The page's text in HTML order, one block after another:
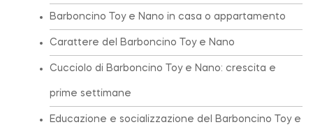
Barboncino Toy e Nano in casa o appartamento
Carattere del Barboncino Toy e Nano
Cucciolo di Barboncino Toy e Nano: crescita e
prime settimane
Educazione e socializzazione del Barboncino Toy e